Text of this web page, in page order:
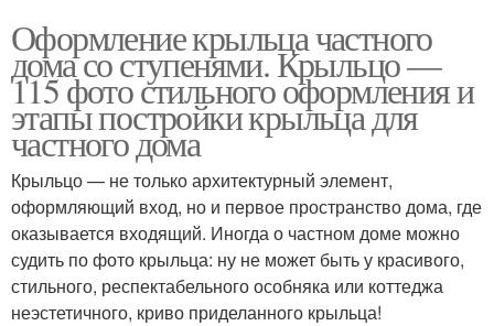
Оформление крыльца частного
дома со ступенями. Крыльцо —
115 фото стильного оформления и
этапы постройки крыльца для
частного дома
Крыльцо — не только архитектурный элемент,
оформляющий вход, но и первое пространство дома, где
оказывается входящий. Иногда о частном доме можно
судить по фото крыльца: ну не может быть у красивого,
стильного, респектабельного особняка или коттеджа
неэстетичного, криво приделанного крыльца!